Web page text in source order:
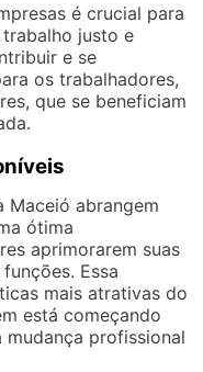
é crucial para
justo e
e se
os trabalhadores,
que se beneficiam
Maceió abrangem
ótima
aprimorarem suas
Essa
mais atrativas do
está começando
mudança profissional